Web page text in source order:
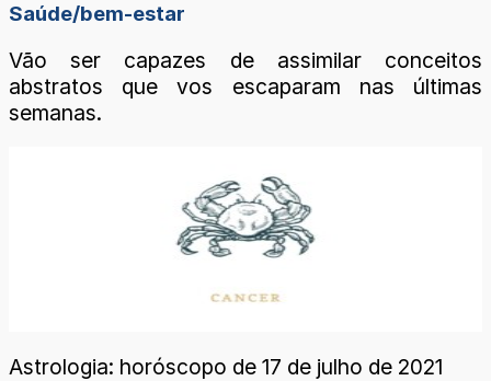
Saúde/bem-estar
Vão ser capazes de assimilar conceitos
abstratos que vos escaparam nas últimas
semanas.
Astrologia: horóscopo de 17 de julho de 2021